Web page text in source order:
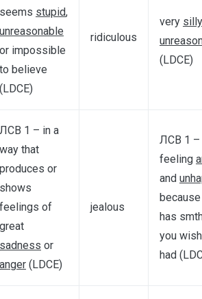
seems stupid,
unreasonable
or impossible
to believe
(LDCE)
ridiculous
very silly
(LDCE)
ЛСВ 1 – in a
way that
produces or
shows
feelings of
great
sadness or
anger (LDCE)
jealous
ЛСВ 1 –
feeling
and
has
you
had